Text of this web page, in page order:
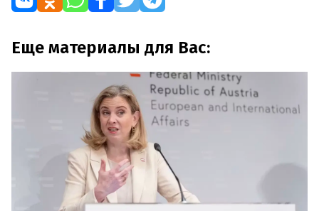
Еще материалы для Вас: